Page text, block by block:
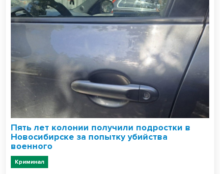
Пять лет колонии получили подростки в
Новосибирске за попытку убийства
военного
Криминал